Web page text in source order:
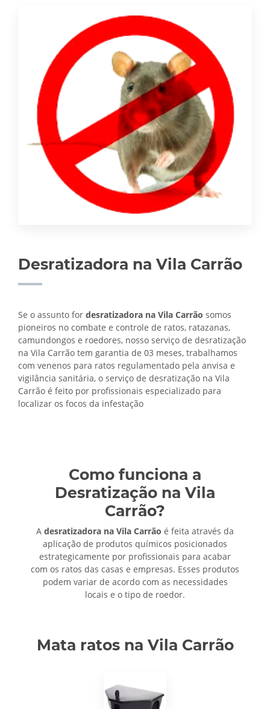
Desratizadora na Vila Carrão
Se o assunto for desratizadora na Vila Carrão somos
pioneiros no combate e controle de ratos, ratazanas,
camundongos e roedores, nosso serviço de desratização
na Vila Carrão tem garantia de 03 meses, trabalhamos
com venenos para ratos regulamentado pela anvisa e
vigilância sanitária, o serviço de desratização na Vila
Carrão é feito por profissionais especializado para
localizar os focos da infestação
Como funciona a
Desratização na Vila
Carrão?
A desratizadora na Vila Carrão é feita através da
aplicação de produtos químicos posicionados
estrategicamente por profissionais para acabar
com os ratos das casas e empresas. Esses produtos
podem variar de acordo com as necessidades
locais e o tipo de roedor.
Mata ratos na Vila Carrão